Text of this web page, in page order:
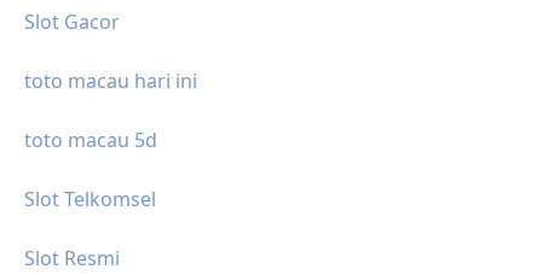
Slot Gacor
toto macau hari ini
toto macau 5d
Slot Telkomsel
Slot Resmi